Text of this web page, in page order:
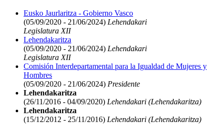
Eusko Jaurlaritza - Gobierno Vasco
(05/09/2020 - 21/06/2024) Lehendakari
Legislatura XII
Lehendakaritza
(05/09/2020 - 21/06/2024) Lehendakari
Legislatura XII
Comisión Interdepartamental para la Igualdad de Mujeres y
Hombres
(05/09/2020 - 21/06/2024) Presidente
Lehendakaritza
(26/11/2016 - 04/09/2020) Lehendakari (Lehendakaritza)
Lehendakaritza
(15/12/2012 - 25/11/2016) Lehendakari (Lehendakaritza)